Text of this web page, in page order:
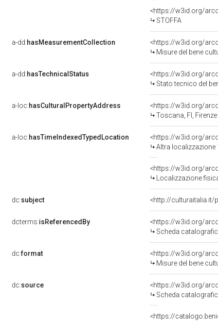
<https://w3id.org/
STOFFA
a-dd:hasMeasurementCollection
<https://w3id.org/
Misure del bene
a-dd:hasTechnicalStatus
<https://w3id.org/
Stato tecnico del
a-loc:hasCulturalPropertyAddress
<https://w3id.org/
Toscana, FI, Firenze
a-loc:hasTimeIndexedTypedLocation
<https://w3id.org/
Altra localizzazione
<https://w3id.org/
Localizzazione
dc:subject <http://culturaitalia.it/
dcterms:isReferencedBy
<https://w3id.org/
Scheda
dc:format
<https://w3id.org/
Misure del bene
dc:source
<https://w3id.org/
Scheda
<https://